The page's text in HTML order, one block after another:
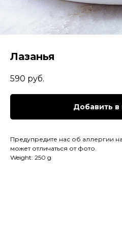
Лазанья
590 руб.
Добавить в
Предупредите нас об аллергии
может отличаться от фото.
Weight: 250 g